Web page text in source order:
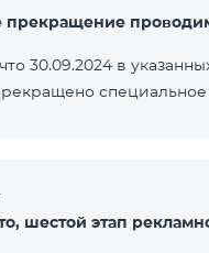
случайных
ru/
прекращение
30.09.2024 в
Чаренцаван Ванадзор
шестой этап